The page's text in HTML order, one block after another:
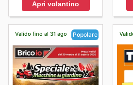
Apri volantino
Valido fino al 31 ago Popolare